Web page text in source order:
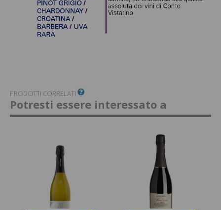
PRODOTTI CORRELATI
Potresti essere interessato a